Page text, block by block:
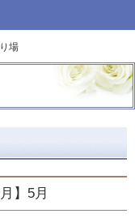
場
】5月
「海洋散骨トワエ
海洋散骨の流れ